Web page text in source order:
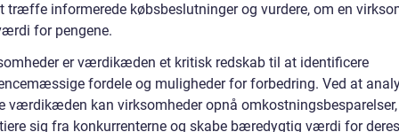
træffe informerede købsbeslutninger og vurdere, om en
for pengene.
er værdikæden et kritisk redskab til at identificere
fordele og muligheder for forbedring. Ved at
værdikæden kan virksomheder opnå omkostningsbesparelser,
sig fra konkurrenterne og skabe bæredygtig værdi for